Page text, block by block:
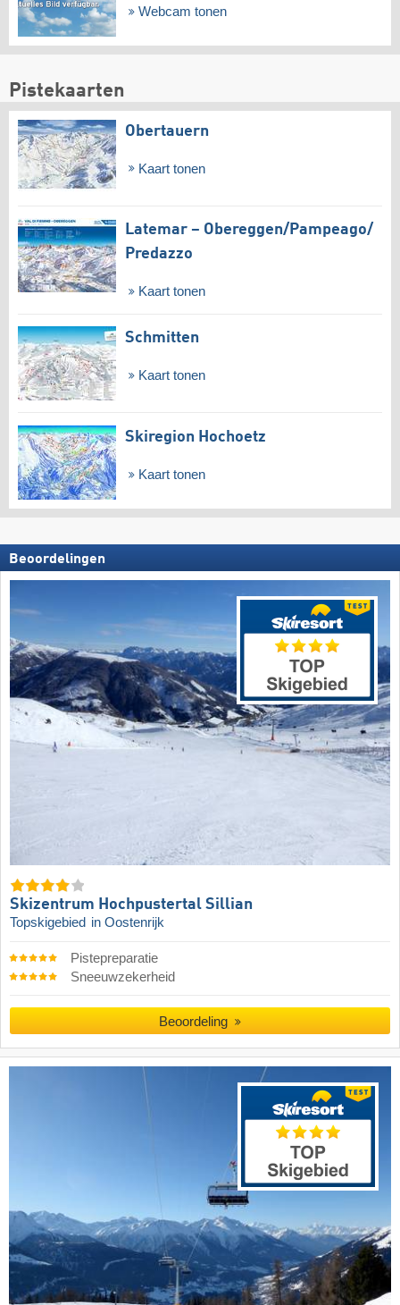
Webcam tonen
Pistekaarten
Obertauern
Kaart tonen
Latemar – Obereggen/​Pampeago/​
Predazzo
Kaart tonen
Schmitten
Kaart tonen
Skiregion Hochoetz
Kaart tonen
Beoordelingen
Skizentrum Hochpustertal Sillian
Topskigebied in Oostenrijk
Pistepreparatie
Sneeuwzekerheid
Beoordeling